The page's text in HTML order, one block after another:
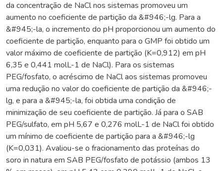
da concentração de NaCl nos sistemas promoveu um
aumento no coeficiente de partição da &#946;-lg. Para a
&#945;-la, o incremento do pH proporcionou um aumento do
coeficiente de partição, enquanto para o GMP foi obtido um
valor máximo de coeficiente de partição (K=0,912) em pH
6,35 e 0,441 molL-1 de NaCl). Para os sistemas
PEG/fosfato, o acréscimo de NaCl aos sistemas promoveu
uma redução no valor do coeficiente de partição da &#946;-
lg, e para a &#945;-la, foi obtida uma condição de
minimização de seu coeficiente de partição. Já para o SAB
PEG/sulfato, em pH 5,67 e 0,276 molL-1 de NaCl foi obtido
um mínimo de coeficiente de partição para a &#946;-lg
(K=0,031). Avaliou-se o fracionamento das proteínas do
soro in natura em SAB PEG/fosfato de potássio (ambos 13